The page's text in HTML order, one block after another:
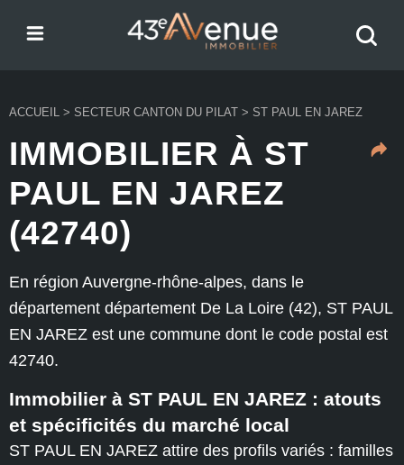
ACCUEIL > SECTEUR CANTON DU PILAT > ST PAUL EN JAREZ
IMMOBILIER À ST
PAUL EN JAREZ
(42740)
En région Auvergne-rhône-alpes, dans le
département département De La Loire (42), ST PAUL
EN JAREZ est une commune dont le code postal est
42740.
Immobilier à ST PAUL EN JAREZ : atouts
et spécificités du marché local
ST PAUL EN JAREZ attire des profils variés : familles